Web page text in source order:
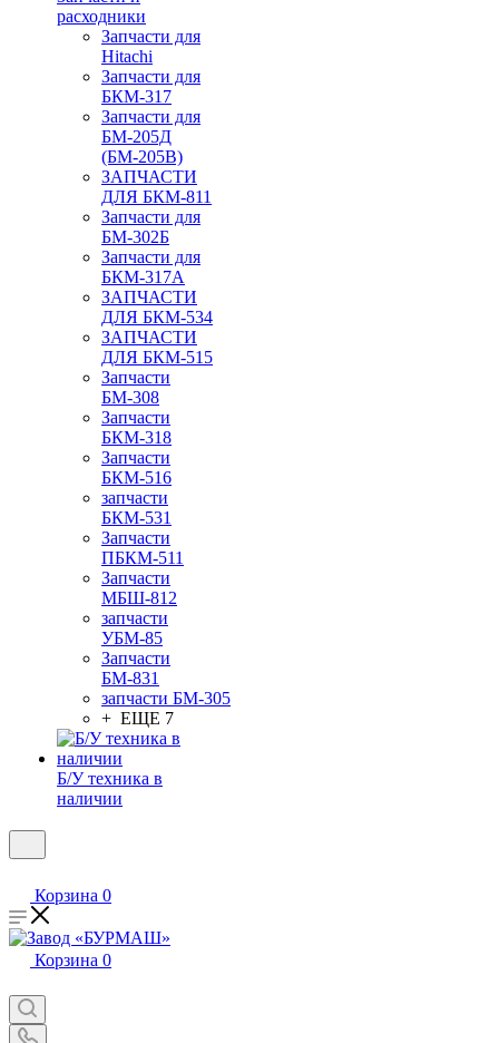
расходники
Запчасти для
Hitachi
Запчасти для
БКМ-317
Запчасти для
БМ-205Д
(БМ-205В)
ЗАПЧАСТИ
ДЛЯ БКМ-811
Запчасти для
БМ-302Б
Запчасти для
БКМ-317А
ЗАПЧАСТИ
ДЛЯ БКМ-534
ЗАПЧАСТИ
ДЛЯ БКМ-515
Запчасти
БМ-308
Запчасти
БКМ-318
Запчасти
БКМ-516
запчасти
БКМ-531
Запчасти
ПБКМ-511
Запчасти
МБШ-812
запчасти
УБМ-85
Запчасти
БМ-831
запчасти БМ-305
+ ЕЩЕ 7
Б/У техника в
наличии
Корзина 0
Корзина 0